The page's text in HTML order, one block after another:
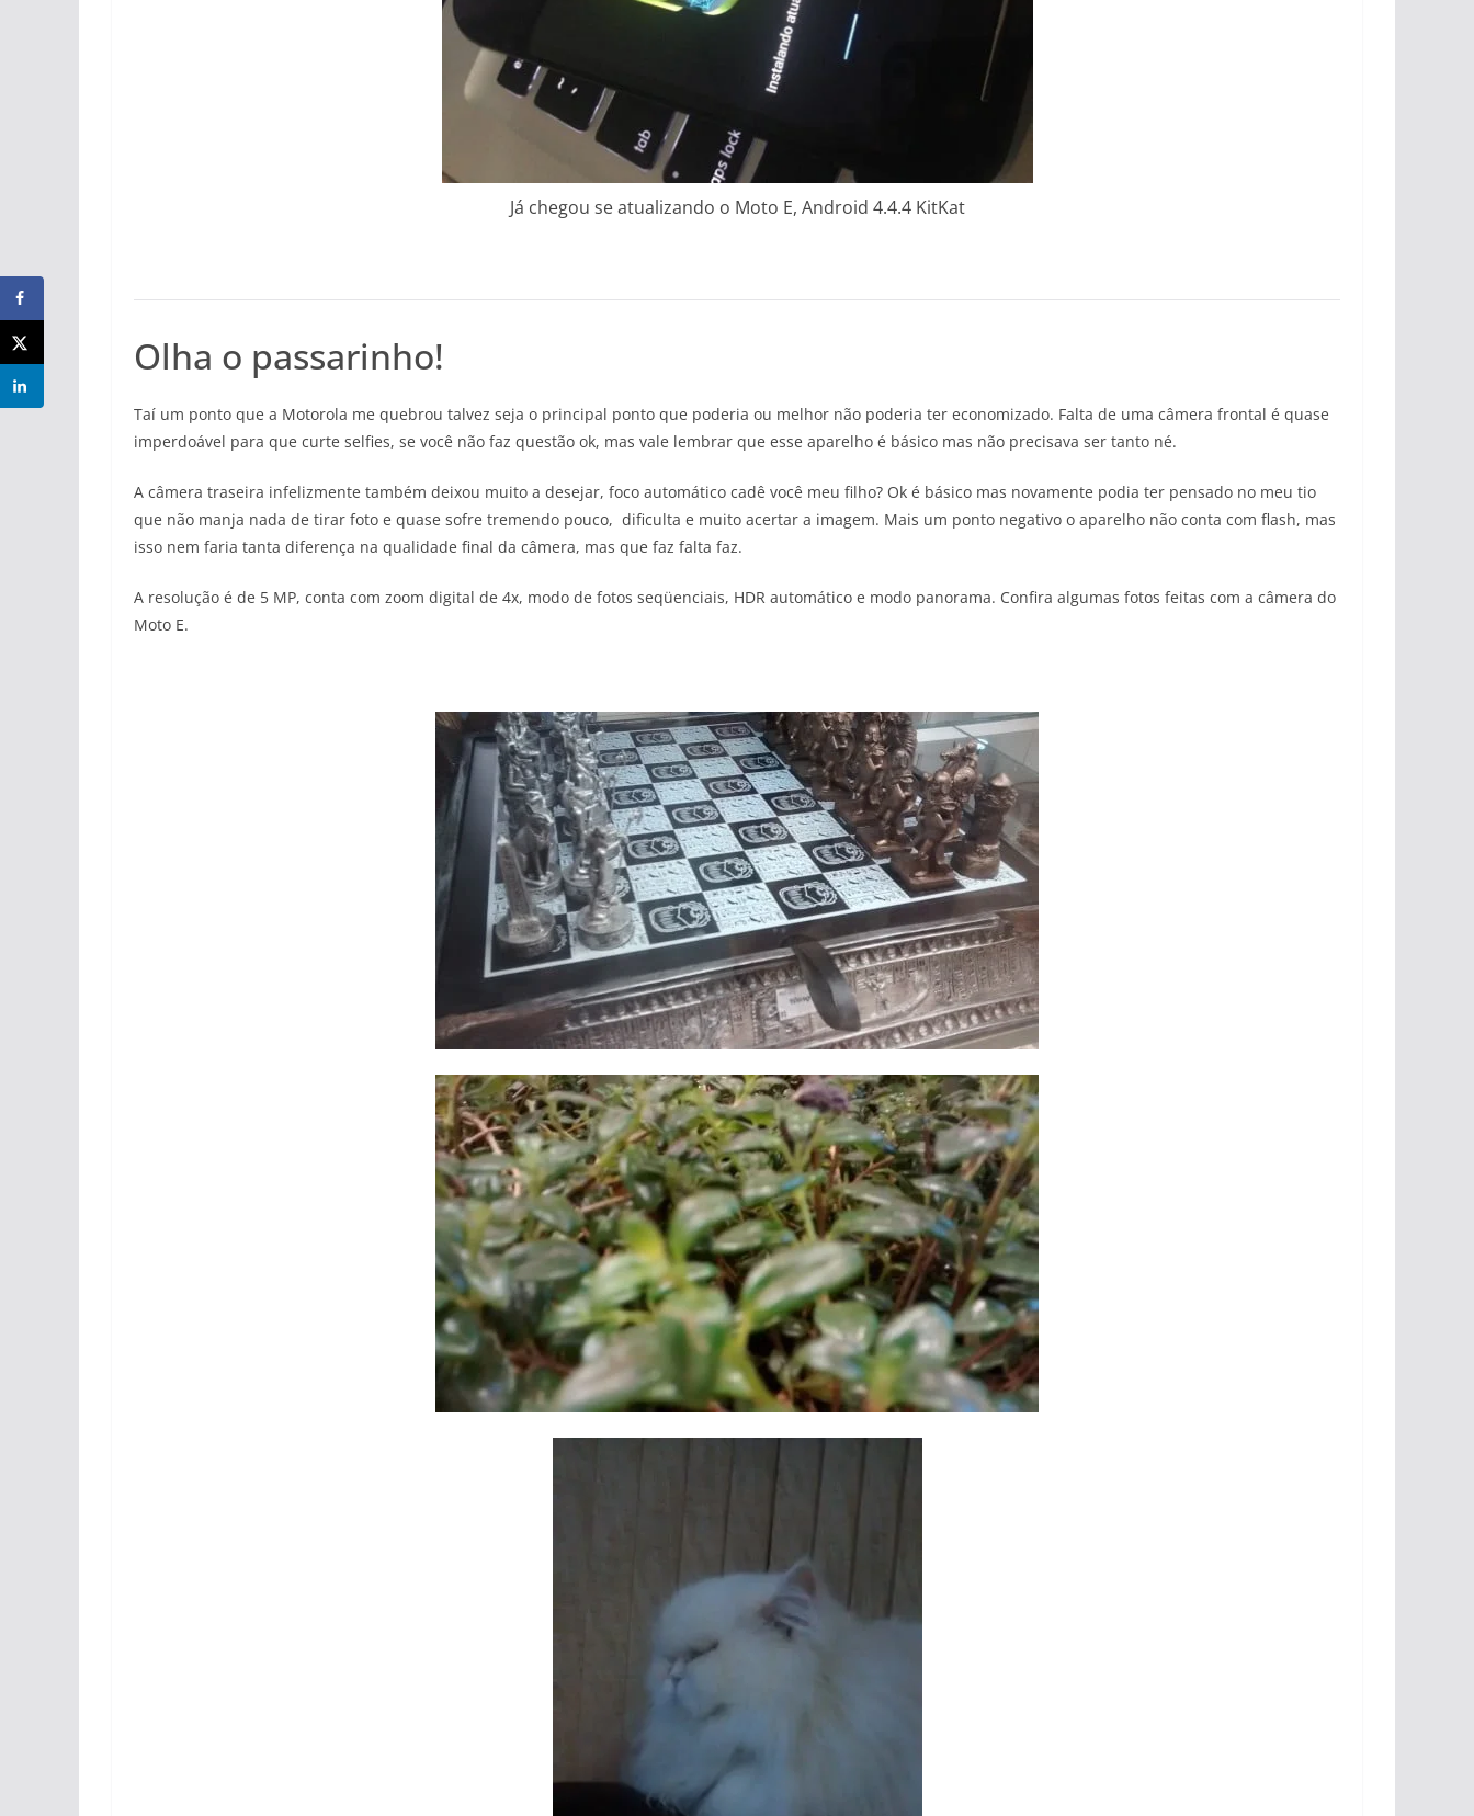
Já chegou se atualizando o Moto E, Android 4.4.4 KitKat
Olha o passarinho!
Taí um ponto que a Motorola me quebrou talvez seja o principal ponto que poderia ou melhor não poderia ter economizado. Falta de uma câmera frontal é quase
imperdoável para que curte selfies, se você não faz questão ok, mas vale lembrar que esse aparelho é básico mas não precisava ser tanto né.
A câmera traseira infelizmente também deixou muito a desejar, foco automático cadê você meu filho? Ok é básico mas novamente podia ter pensado no meu tio
que não manja nada de tirar foto e quase sofre tremendo pouco, dificulta e muito acertar a imagem. Mais um ponto negativo o aparelho não conta com flash, mas
isso nem faria tanta diferença na qualidade final da câmera, mas que faz falta faz.
A resolução é de 5 MP, conta com zoom digital de 4x, modo de fotos seqüenciais, HDR automático e modo panorama. Confira algumas fotos feitas com a câmera do
Moto E.